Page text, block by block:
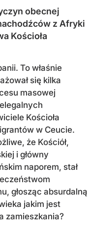
obecnej
z Afryki
Kościoła
To właśnie
się kilka
masowej
Kościoła
w Ceucie.
że Kościół,
i główny
naporem, stał
głosząc absurdalną
jakim jest
zamieszkania?